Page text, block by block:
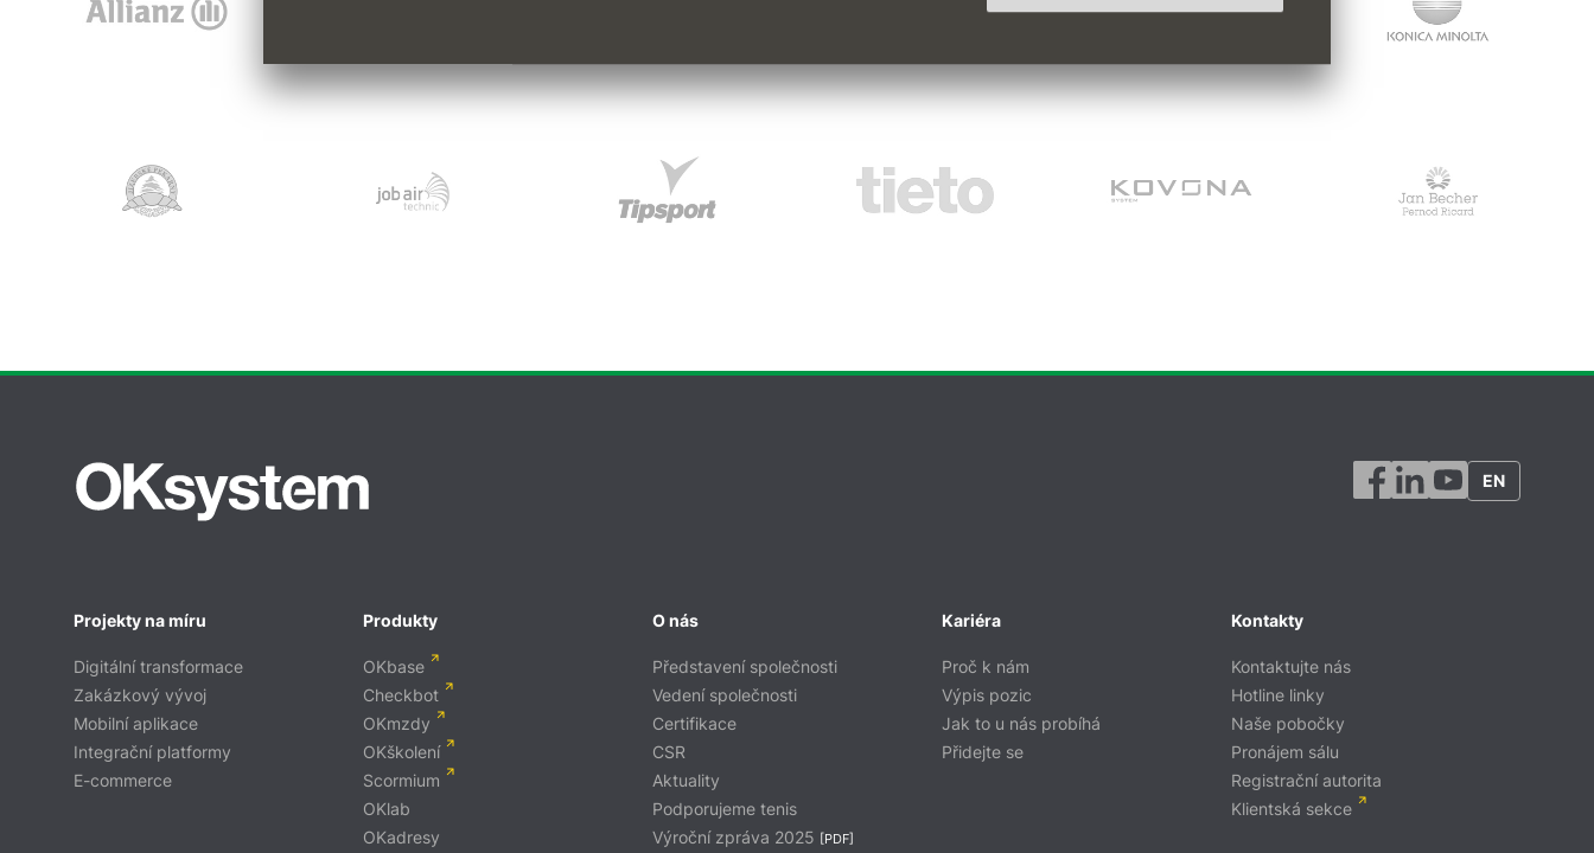
EN
Projekty na míru
Digitální transformace
Zakázkový vývoj
Mobilní aplikace
Integrační platformy
E-commerce
Produkty
OKbase
Checkbot
OKmzdy
OKškolení
Scormium
OKlab
OKadresy
O nás
Představení společnosti
Vedení společnosti
Certifikace
CSR
Aktuality
Podporujeme tenis
Výroční zpráva 2025 [PDF]
Kariéra
Proč k nám
Výpis pozic
Jak to u nás probíhá
Přidejte se
Kontakty
Kontaktujte nás
Hotline linky
Naše pobočky
Pronájem sálu
Registrační autorita
Klientská sekce